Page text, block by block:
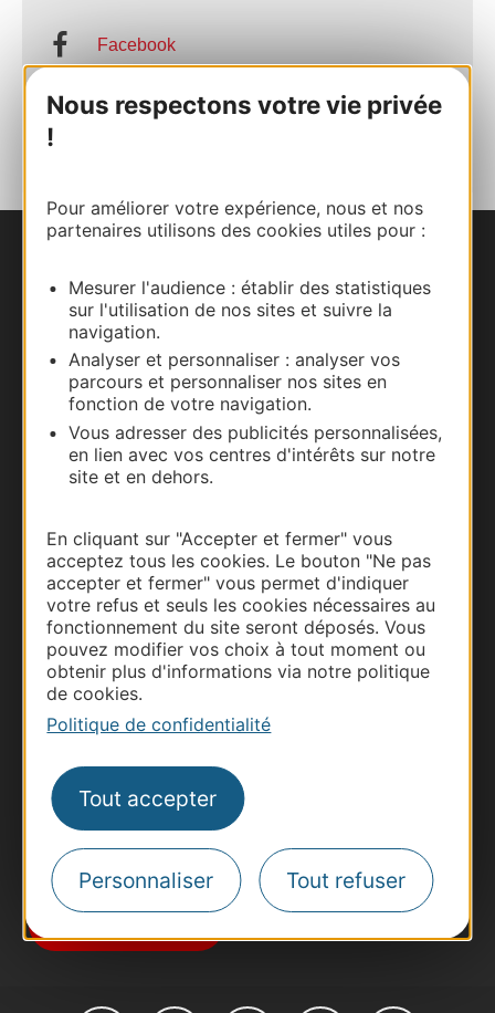
Nous respectons votre vie privée
!
Pour améliorer votre expérience, nous et nos
partenaires utilisons des cookies utiles pour :
Mesurer l'audience : établir des statistiques
sur l'utilisation de nos sites et suivre la
navigation.
Analyser et personnaliser : analyser vos
parcours et personnaliser nos sites en
fonction de votre navigation.
Vous adresser des publicités personnalisées,
en lien avec vos centres d'intérêts sur notre
site et en dehors.
En cliquant sur "Accepter et fermer" vous
acceptez tous les cookies. Le bouton "Ne pas
accepter et fermer" vous permet d'indiquer
votre refus et seuls les cookies nécessaires au
fonctionnement du site seront déposés. Vous
pouvez modifier vos choix à tout moment ou
obtenir plus d'informations via notre politique
de cookies.
Politique de confidentialité
Tout accepter
Personnaliser Tout refuser
Facebook
AJOUTER
AU CARNET
Carte interactive
Documentation
Thermalisme
Business/Mice
Pros d'Occitanie
Site presse et d'influence
Voyagistes
Destination Sport
Destination Occitanie pour recevoir des
suggestions de séjours, de visites et de sorties.